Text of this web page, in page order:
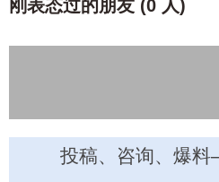
刚表态过的朋友 (0 人)
投稿、咨询、爆